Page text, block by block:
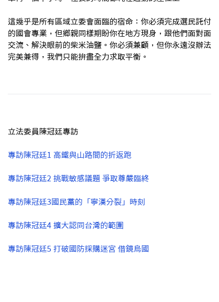
這幾乎是所有區域立委會面臨的宿命：你必須完成選民託付
的國會專業，但鄉親同樣期盼你在地方現身，跟他們面對面
交流、解決眼前的柴米油鹽。你必須兼顧，但你永遠沒辦法
完美兼得，我們只能拚盡全力求取平衡。
立法委員陳冠廷專訪
專訪陳冠廷1 高鐵與山路間的折返跑
專訪陳冠廷2 挑戰敏感議題 爭取尊嚴臨終
專訪陳冠廷3國民黨的「寧漢分裂」時刻
專訪陳冠廷4 擴大認同台灣的範圍
專訪陳冠廷5 打破國防採購迷宮 借鏡烏國